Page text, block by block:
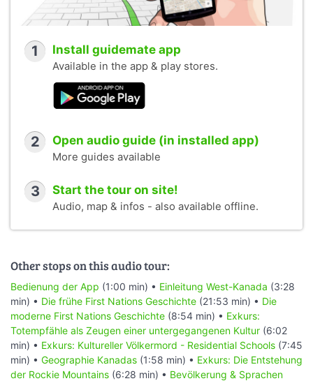
1 Install guidemate app
Available in the app & play stores.
2 Open audio guide (in installed app)
More guides available
3 Start the tour on site!
Audio, map & infos - also available offline.
Other stops on this audio tour:
Bedienung der App (1:00 min) • Einleitung West-Kanada (3:28
min) • Die frühe First Nations Geschichte (21:53 min) • Die
moderne First Nations Geschichte (8:54 min) • Exkurs:
Totempfähle als Zeugen einer untergegangenen Kultur (6:02
min) • Exkurs: Kultureller Völkermord - Residential Schools (7:45
min) • Geographie Kanadas (1:58 min) • Exkurs: Die Entstehung
der Rockie Mountains (6:28 min) • Bevölkerung & Sprachen